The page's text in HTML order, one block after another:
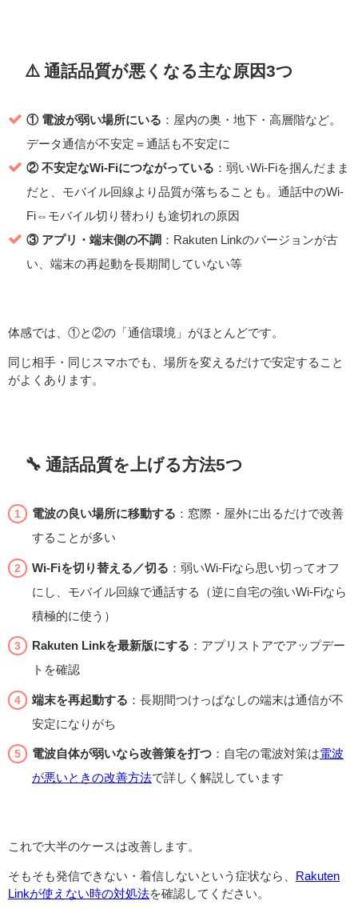
⚠️ 通話品質が悪くなる主な原因3つ
① 電波が弱い場所にいる ：屋内の奥・地下・高層階など。
データ通信が不安定＝通話も不安定に
② 不安定なWi-Fiにつながっている ：弱いWi-Fiを掴んだまま
だと、モバイル回線より品質が落ちることも。通話中のWi-
Fi⇔モバイル切り替わりも途切れの原因
③ アプリ・端末側の不調 ：Rakuten Linkのバージョンが古
い、端末の再起動を長期間していない等
体感では、①と②の「通信環境」がほとんどです。
同じ相手・同じスマホでも、場所を変えるだけで安定すること
がよくあります。
🔧 通話品質を上げる方法5つ
電波の良い場所に移動する ：窓際・屋外に出るだけで改善
することが多い
Wi-Fiを切り替える／切る ：弱いWi-Fiなら思い切ってオフ
にし、モバイル回線で通話する（逆に自宅の強いWi-Fiなら
積極的に使う）
Rakuten Linkを最新版にする ：アプリストアでアップデー
トを確認
端末を再起動する ：長期間つけっぱなしの端末は通信が不
安定になりがち
電波自体が弱いなら改善策を打つ ：自宅の電波対策は電波
が悪いときの改善方法で詳しく解説しています
これで大半のケースは改善します。
そもそも発信できない・着信しないという症状なら、
Rakuten
Linkが使えない時の対処法を確認してください。